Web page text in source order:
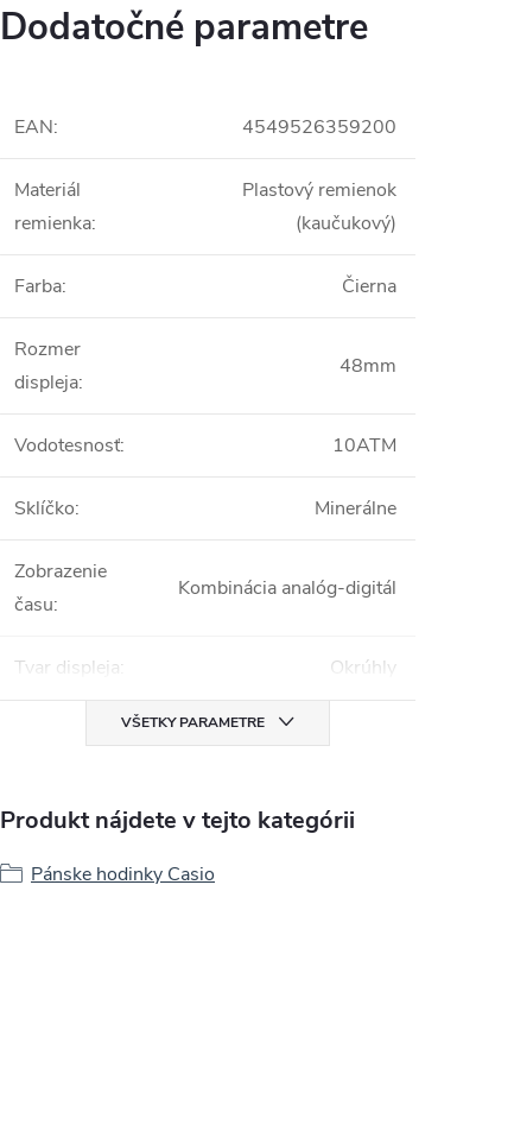
Dodatočné parametre
EAN: 4549526359200
Materiál
remienka:
Plastový remienok
(kaučukový)
Farba: Čierna
Rozmer
displeja:
48mm
Vodotesnosť: 10ATM
Sklíčko: Minerálne
Zobrazenie
času:
Kombinácia analóg-digitál
Tvar displeja: Okrúhly
VŠETKY PARAMETRE
Produkt nájdete v tejto kategórii
Pánske hodinky Casio